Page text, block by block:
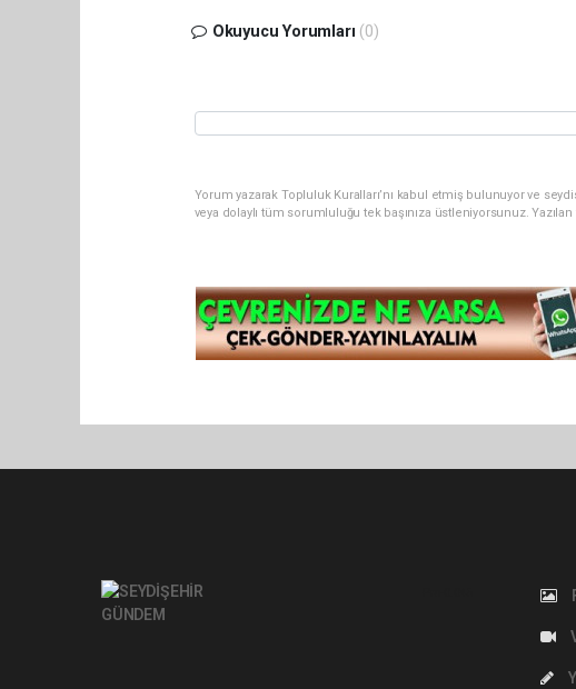
Okuyucu Yorumları (0)
Yorum yazarak Topluluk Kuralları’nı kabul etmiş bulunuyor ve
veya dolaylı tüm sorumluluğu tek başınıza üstleniyorsunuz.